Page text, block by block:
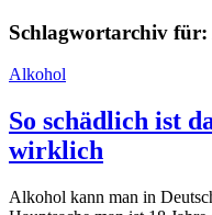
Schlagwortarchiv für:
Alkohol
So schädlich ist
wirklich
Alkohol kann man in